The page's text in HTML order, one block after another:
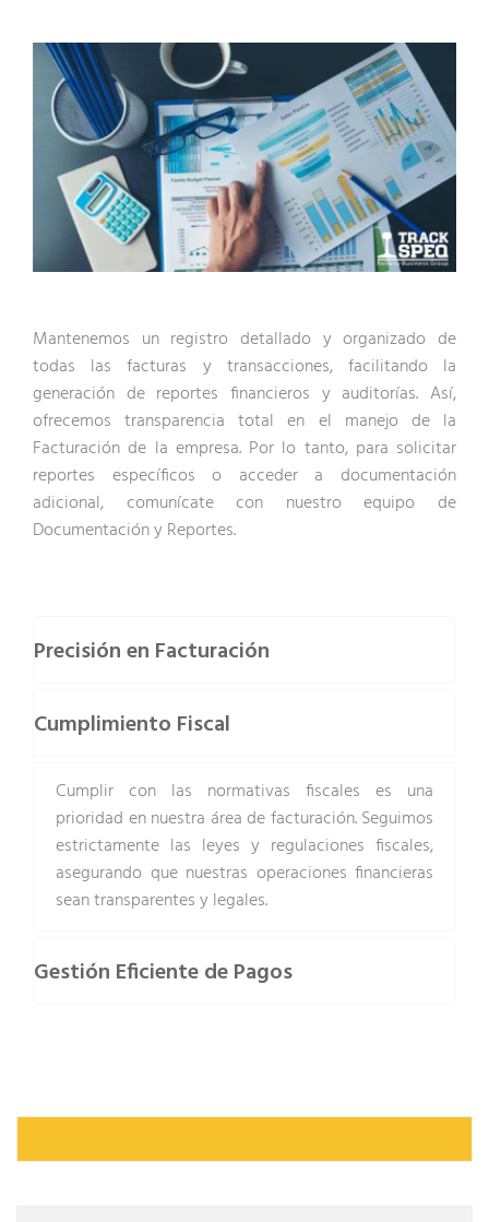
Mantenemos un registro detallado y organizado de
todas las facturas y transacciones, facilitando la
generación de reportes financieros y auditorías. Así,
ofrecemos transparencia total en el manejo de la
Facturación de la empresa. Por lo tanto, para solicitar
reportes específicos o acceder a documentación
adicional, comunícate con nuestro equipo de
Documentación y Reportes.
Precisión en Facturación
Cumplimiento Fiscal
Cumplir con las normativas fiscales es una
prioridad en nuestra área de facturación. Seguimos
estrictamente las leyes y regulaciones fiscales,
asegurando que nuestras operaciones financieras
sean transparentes y legales.
Gestión Eficiente de Pagos